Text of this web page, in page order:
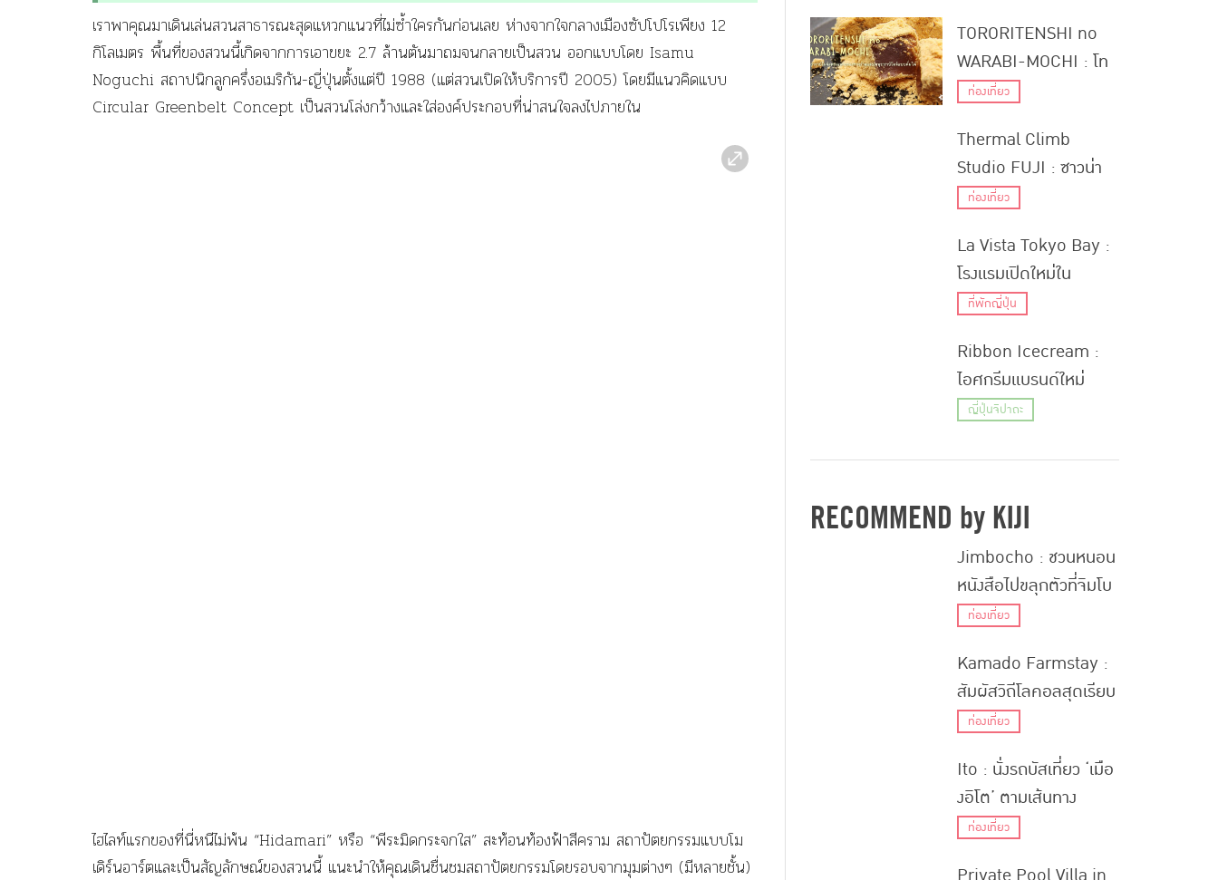
เราพาคุณมาเดินเล่นสวนสาธารณะสุดแหวกแนวที่ไม่ซ้ำใครกันก่อนเลย ห่างจากใจกลางเมืองซัปโปโรเพียง 12
กิโลเมตร พื้นที่ของสวนนี้เกิดจากการเอาขยะ 2.7 ล้านตันมาถมจนกลายเป็นสวน ออกแบบโดย Isamu
Noguchi สถาปนิกลูกครึ่งอเมริกัน-ญี่ปุ่นตั้งแต่ปี 1988 (แต่สวนเปิดให้บริการปี 2005) โดยมีแนวคิดแบบ
Circular Greenbelt Concept เป็นสวนโล่งกว้างและใส่องค์ประกอบที่น่าสนใจลงไปภายใน
ไฮไลท์แรกของที่นี่หนีไม่พ้น “Hidamari” หรือ “พีระมิดกระจกใส” สะท้อนท้องฟ้าสีคราม สถาปัตยกรรมแบบโม
เดิร์นอาร์ตและเป็นสัญลักษณ์ของสวนนี้ แนะนำให้คุณเดินชื่นชมสถาปัตยกรรมโดยรอบจากมุมต่างๆ (มีหลายชั้น)
ท่ามกลางธรรมชาติในชิ
บะที่มาพร้อมกับวิลล่า
เพียง 2 หลัง
TORORITENSHI no
WARABI-MOCHI : โท
โรริเทนชิ โนะ วาราบิโมจิ
เฉพาะของทางร้านและ
เมนูวาราบิโมจิแบบดื่มได้
ท่องเที่ยว
Thermal Climb
Studio FUJI : ซาวน่า
สไตล์ใหม่ในชิซูโอกะ
ท่องเที่ยว
La Vista Tokyo Bay :
โรงแรมเปิดใหม่ใน
โตเกียวใกล้สถานี พร้อม
แบบครบครัน
ที่พักญี่ปุ่น
Ribbon Icecream :
ไอศกรีมแบรนด์ใหม่
ผลิตจากวัตถุดิบ
ร่างกาย
ญี่ปุ่นจิปาถะ
RECOMMEND by KIJI
Jimbocho : ชวนหนอน
หนังสือไปขลุกตัวที่จิมโบ
โจ ย่านหนังสือใจกลาง
ท่องเที่ยว
Kamado Farmstay :
สัมผัสวิถีโลคอลสุดเรียบ
ง่าย ทำคิริทัมโปะที่ฟาร์ม
ท่องเที่ยว
Ito : นั่งรถบัสเที่ยว ‘เมือ
งอิโต’ ตามเส้นทาง
ธรรมชาติซึมซับอากาศ
ท่องเที่ยว